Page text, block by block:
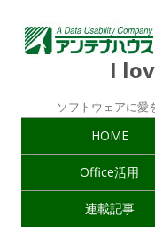
I
ソフトウェアに愛
HOME
Office活用
連載記事